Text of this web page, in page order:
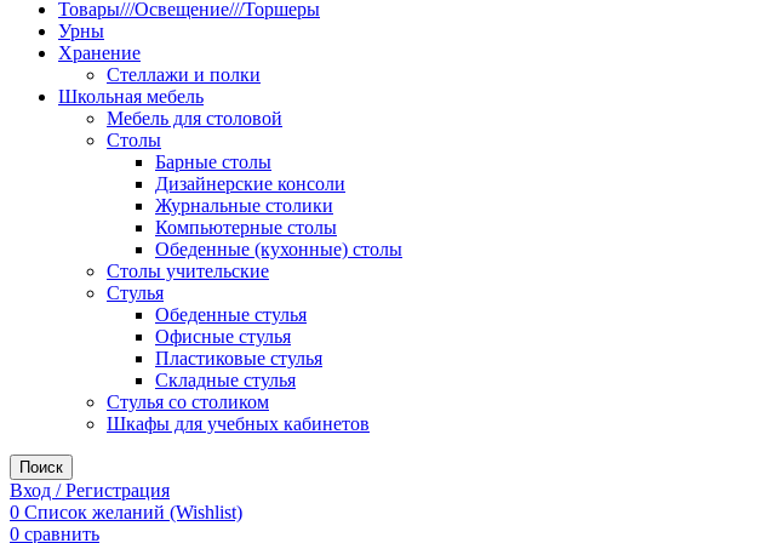
Товары///Освещение///Торшеры
Урны
Хранение
Стеллажи и полки
Школьная мебель
Мебель для столовой
Столы
Барные столы
Дизайнерские консоли
Журнальные столики
Компьютерные столы
Обеденные (кухонные) столы
Столы учительские
Стулья
Обеденные стулья
Офисные стулья
Пластиковые стулья
Складные стулья
Стулья со столиком
Шкафы для учебных кабинетов
Поиск
Вход / Регистрация
0 Список желаний (Wishlist)
0 сравнить